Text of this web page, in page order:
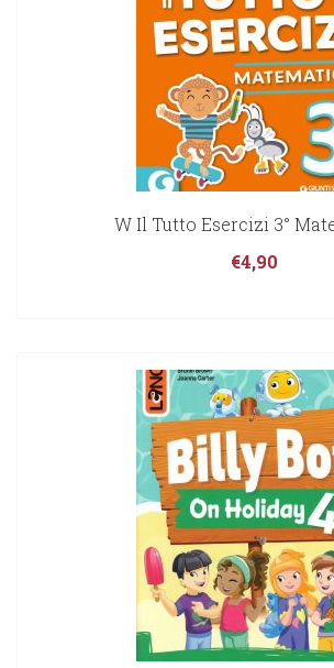
W Il Tutto Esercizi 3°
€4,90